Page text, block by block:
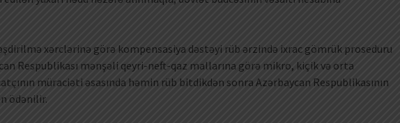
xərclərinə görə kompensasiya dəstəyi rüb ərzində ixrac gömrük proseduru
Respublikası mənşəli qeyri-neft-qaz mallarına görə mikro, kiçik və orta
müraciəti əsasında həmin rüb bitdikdən sonra Azərbaycan Respublikasının
ödənilir.